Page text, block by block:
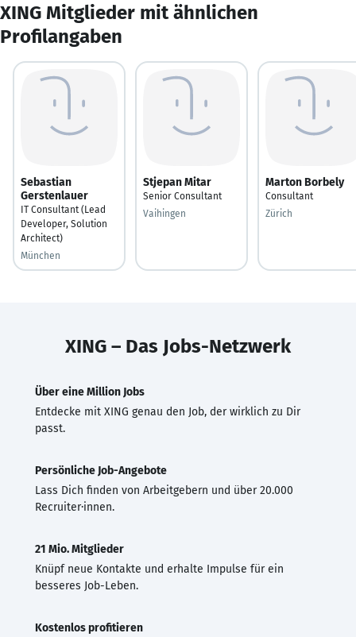
XING Mitglieder mit ähnlichen
Profilangaben
Sebastian
Gerstenlauer
IT Consultant (Lead
Developer, Solution
Architect)
München
Stjepan Mitar
Senior Consultant
Vaihingen
Marton Borbely
Consultant
Zürich
XING – Das Jobs-Netzwerk
Über eine Million Jobs
Entdecke mit XING genau den Job, der wirklich zu Dir
passt.
Persönliche Job-Angebote
Lass Dich finden von Arbeitgebern und über 20.000
Recruiter·innen.
21 Mio. Mitglieder
Knüpf neue Kontakte und erhalte Impulse für ein
besseres Job-Leben.
Kostenlos profitieren